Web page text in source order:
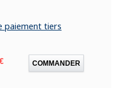
paiement tiers
COMMANDER